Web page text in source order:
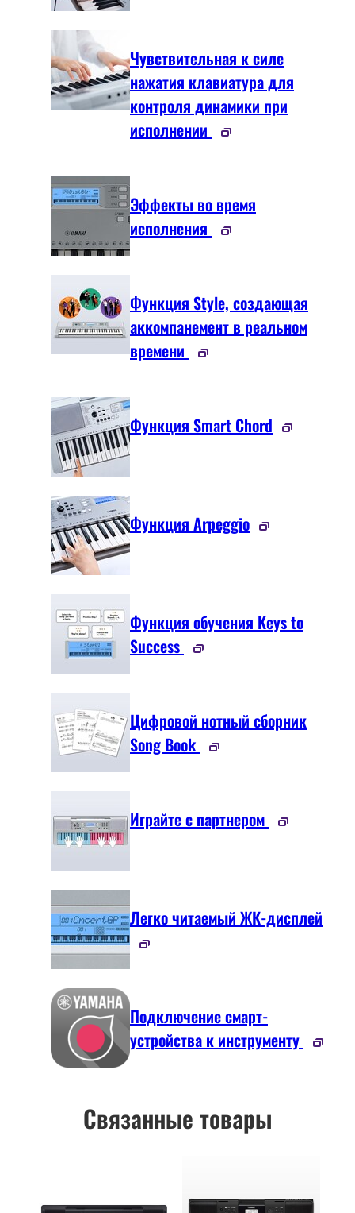
Чувствительная к силе
нажатия клавиатура для
контроля динамики при
исполнении
Эффекты во время
исполнения
Функция Style, создающая
аккомпанемент в реальном
времени
Функция Smart Chord
Функция Arpeggio
Функция обучения Keys to
Success
Цифровой нотный сборник
Song Book
Играйте с партнером
Легко читаемый ЖК-дисплей
Подключение смарт-
устройства к инструменту
Связанные товары